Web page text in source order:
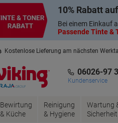
10% Rabatt
Bei einem Einkauf
Passende Tinte &
Kostenlose Lieferung am nächsten
06026-97
Kundenservice
Bewirtung
& Küche
Reinigung
& Hygiene
Wartung
Sicherheit